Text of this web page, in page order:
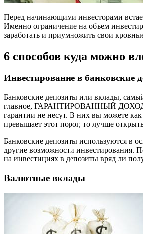
Перед начинающими инвесторами
Именно ограничение на объем
заработать и приумножить свои
6 способов куда можно
Инвестирование в банковские
Банковские депозиты или вклады,
главное, ГАРАНТИРОВАННЫЙ ДОХОД.
гарантии не несут. В них вы можете как
превышает этот порог, то лучше
Банковские депозиты используются в
другие возможности инвестирования.
на инвестициях в депозиты вряд ли
Валютные вклады